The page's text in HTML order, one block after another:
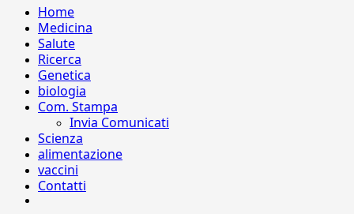
Home
Medicina
Salute
Ricerca
Genetica
biologia
Com. Stampa
Invia Comunicati
Scienza
alimentazione
vaccini
Contatti